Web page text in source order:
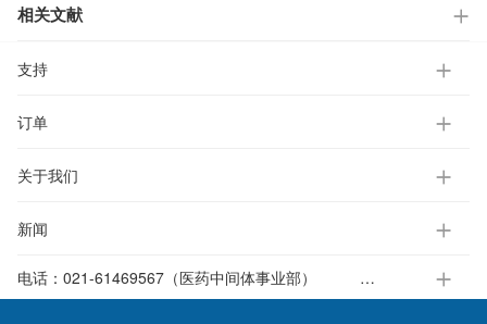
相关文献
支持
订单
关于我们
新闻
电话： 021-61469567（医药中间体事业部）